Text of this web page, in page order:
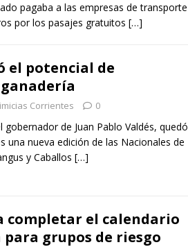
pagaba a las empresas de transporte
por los pasajes gratuitos […]
el potencial de
Corrientes 0
gobernador de Juan Pablo Valdés, quedó
una nueva edición de las Nacionales de
y Caballos […]
completar el calendario
para grupos de riesgo